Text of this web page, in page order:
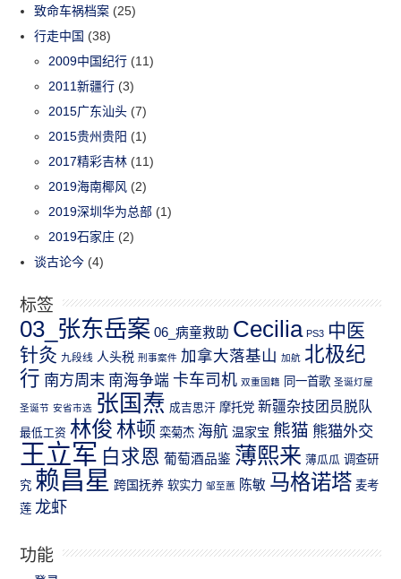
致命车祸档案 (25)
行走中国 (38)
2009中国纪行 (11)
2011新疆行 (3)
2015广东汕头 (7)
2015贵州贵阳 (1)
2017精彩吉林 (11)
2019海南椰风 (2)
2019深圳华为总部 (1)
2019石家庄 (2)
谈古论今 (4)
标签
03_张东岳案 06_病童救助 Cecilia PS3 中医
针灸 九段线 人头税 刑事案件 加拿大落基山 加航 北极纪
行 南方周末 南海争端 卡车司机 双重国籍 同一首歌 圣诞灯屋
圣诞节 安省市选 张国焘 成吉思汗 摩托党 新疆杂技团员脱队
最低工资 林俊 林顿 栾菊杰 海航 温家宝 熊猫 熊猫外交
王立军 白求恩 葡萄酒品鉴 薄熙来 薄瓜瓜 调查研
究 赖昌星 跨国抚养 软实力 邹至蕙 陈敏 马格诺塔 麦考
莲 龙虾
功能